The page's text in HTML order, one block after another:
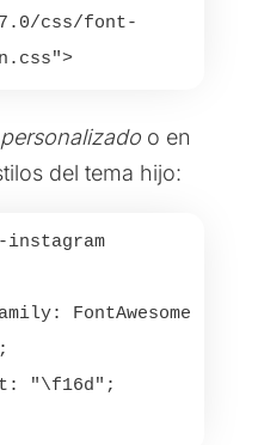
css/font-
personalizadoo en
del tema hijo: